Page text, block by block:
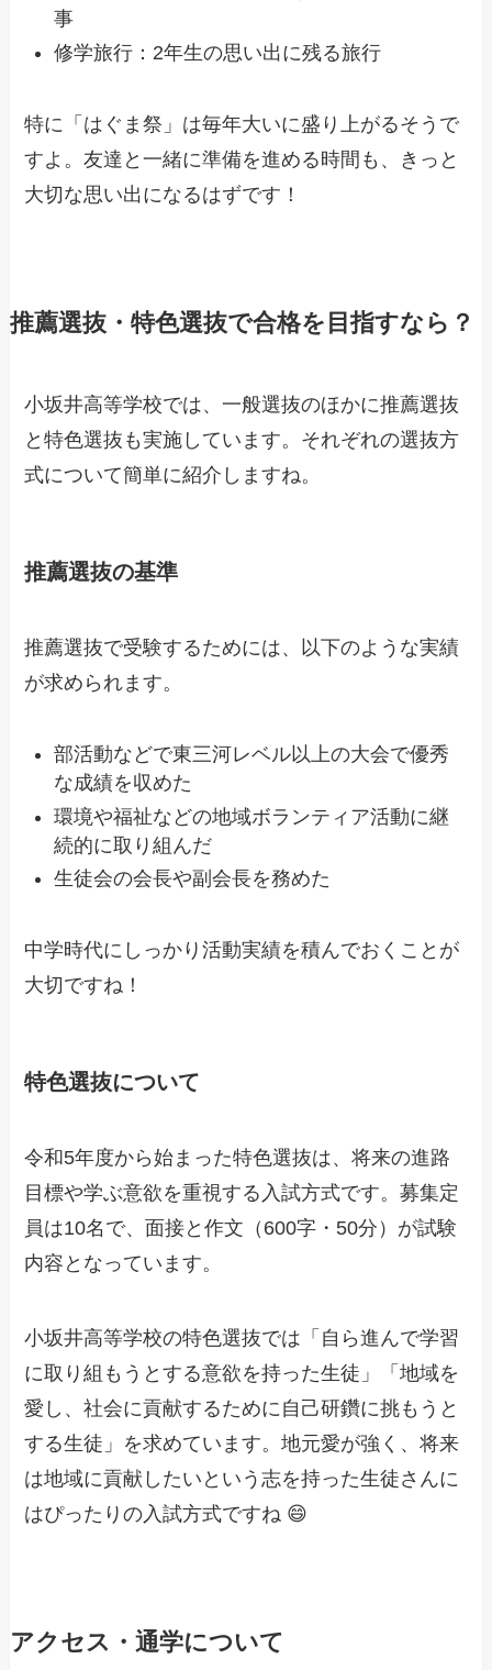
事
修学旅行：2年生の思い出に残る旅行
特に「はぐま祭」は毎年大いに盛り上がるそうで
すよ。友達と一緒に準備を進める時間も、きっと
大切な思い出になるはずです！
推薦選抜・特色選抜で合格を目指すなら？
小坂井高等学校では、一般選抜のほかに推薦選抜
と特色選抜も実施しています。それぞれの選抜方
式について簡単に紹介しますね。
推薦選抜の基準
推薦選抜で受験するためには、以下のような実績
が求められます。
部活動などで東三河レベル以上の大会で優秀
な成績を収めた
環境や福祉などの地域ボランティア活動に継
続的に取り組んだ
生徒会の会長や副会長を務めた
中学時代にしっかり活動実績を積んでおくことが
大切ですね！
特色選抜について
令和5年度から始まった特色選抜は、将来の進路
目標や学ぶ意欲を重視する入試方式です。募集定
員は10名で、面接と作文（600字・50分）が試験
内容となっています。
小坂井高等学校の特色選抜では「自ら進んで学習
に取り組もうとする意欲を持った生徒」「地域を
愛し、社会に貢献するために自己研鑽に挑もうと
する生徒」を求めています。地元愛が強く、将来
は地域に貢献したいという志を持った生徒さんに
はぴったりの入試方式ですね 😄
アクセス・通学について